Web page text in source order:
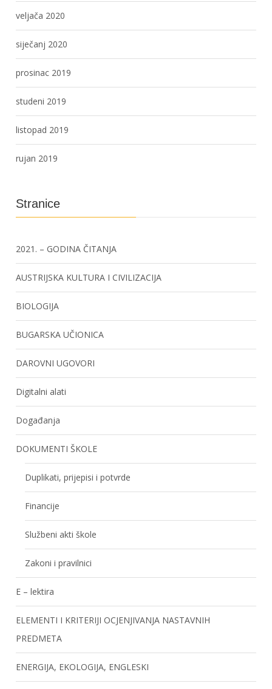
veljača 2020
siječanj 2020
prosinac 2019
studeni 2019
listopad 2019
rujan 2019
Stranice
2021. – GODINA ČITANJA
AUSTRIJSKA KULTURA I CIVILIZACIJA
BIOLOGIJA
BUGARSKA UČIONICA
DAROVNI UGOVORI
Digitalni alati
Događanja
DOKUMENTI ŠKOLE
Duplikati, prijepisi i potvrde
Financije
Službeni akti škole
Zakoni i pravilnici
E – lektira
ELEMENTI I KRITERIJI OCJENJIVANJA NASTAVNIH
PREDMETA
ENERGIJA, EKOLOGIJA, ENGLESKI